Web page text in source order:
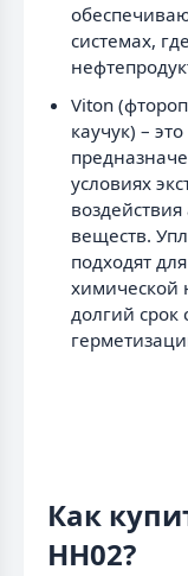
системах,
Viton
каучук) –
условиях
веществ.
подходят
химической
долгий
Как
НН02?